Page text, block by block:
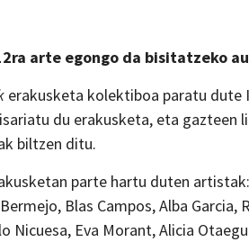
arte egongo da bisitatzeko
erakusketa kolektiboa paratu dute
du erakusketa, eta
biltzen ditu.
parte hartu duten
Blas Campos, Alba
Nicuesa, Eva Morant, Alicia